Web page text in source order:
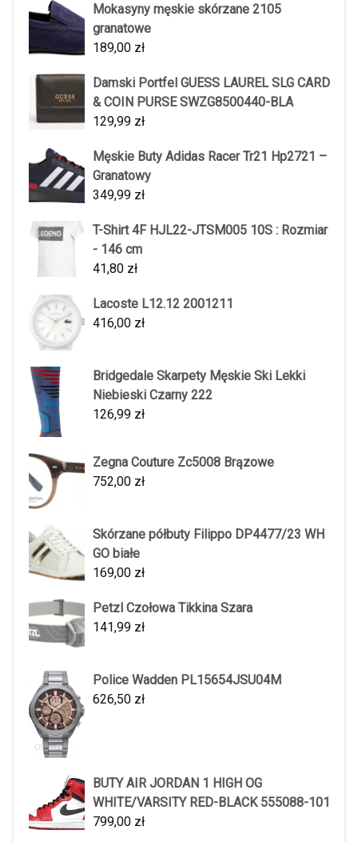
Mokasyny męskie skórzane 2105
granatowe
189,00 zł
Damski Portfel GUESS LAUREL SLG CARD
& COIN PURSE SWZG8500440-BLA
129,99 zł
Męskie Buty Adidas Racer Tr21 Hp2721 –
Granatowy
349,99 zł
T-Shirt 4F HJL22-JTSM005 10S : Rozmiar
- 146 cm
41,80 zł
Lacoste L12.12 2001211
416,00 zł
Bridgedale Skarpety Męskie Ski Lekki
Niebieski Czarny 222
126,99 zł
Zegna Couture Zc5008 Brązowe
752,00 zł
Skórzane półbuty Filippo DP4477/23 WH
GO białe
169,00 zł
Petzl Czołowa Tikkina Szara
141,99 zł
Police Wadden PL15654JSU04M
626,50 zł
BUTY AIR JORDAN 1 HIGH OG
WHITE/VARSITY RED-BLACK 555088-101
799,00 zł